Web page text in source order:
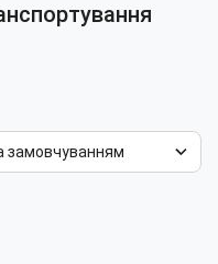
замовчуванням